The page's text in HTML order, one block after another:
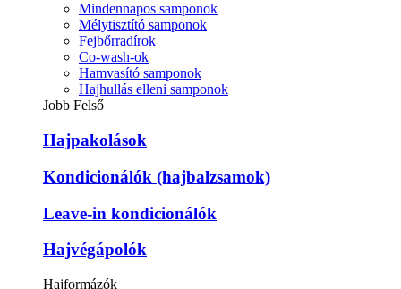
Mindennapos samponok
Mélytisztító samponok
Fejbőrradírok
Co-wash-ok
Hamvasító samponok
Hajhullás elleni samponok
Jobb Felső
Hajpakolások
Kondicionálók (hajbalzsamok)
Leave-in kondicionálók
Hajvégápolók
Hajformázók